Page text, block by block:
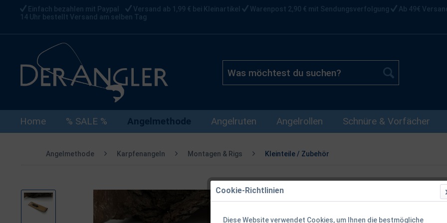
Einfach bezahlen mit Paypal Versand ab 1,99 € bei Kleinartikel Warenpost 2,90 € mit Sendungsverfolgung Ab 49€
14 Uhr bestellt Versand am selben Tag
Home % SALE % Angelmethode Angelruten Angelrollen Schnüre & Vorfächer
Angelmethode Karpfenangeln Montagen & Rigs Kleinteile / Zubehör
Strategy
Allrounder
Cookie-Richtlinien
Diese Website verwendet Cookies, um Ihnen die bestmögliche